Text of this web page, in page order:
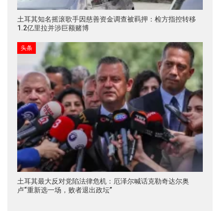
土耳其知名摇滚歌手因慈善资金调查被羁押：检方指控转移
1.2亿里拉并涉巨额赌博
头条
土耳其最大反对党陷法律危机：厄泽尔喊话克勒奇达尔奥
卢“重新选一场，败者退出政坛”